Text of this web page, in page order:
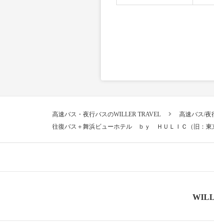
高速バス・夜行バスのWILLER TRAVEL 高速バス/夜
往復バス＋舞浜ビューホテル ｂｙ ＨＵＬＩＣ（旧：東